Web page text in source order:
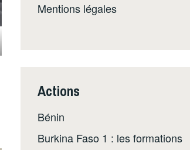
Mentions légales
Actions
Bénin
Burkina Faso 1 : les formations